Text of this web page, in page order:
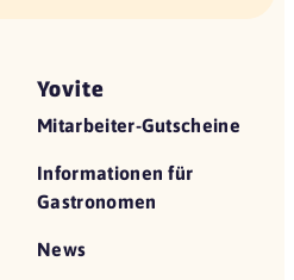
Yovite
Mitarbeiter-Gutscheine
Informationen für
Gastronomen
News